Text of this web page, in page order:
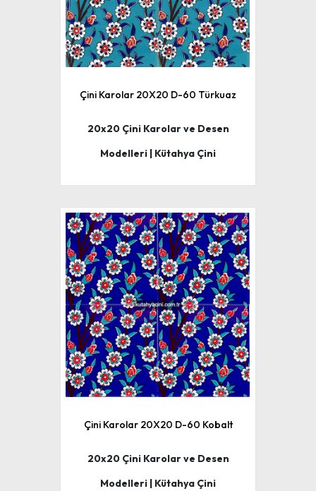
Çini Karolar 20X20 D-60 Türkuaz
20x20 Çini Karolar ve Desen
Modelleri | Kütahya Çini
Çini Karolar 20X20 D-60 Kobalt
20x20 Çini Karolar ve Desen
Modelleri | Kütahya Çini